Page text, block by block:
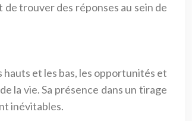
trouver des réponses au sein de
hauts et les bas, les opportunités et
la vie. Sa présence dans un tirage
inévitables.